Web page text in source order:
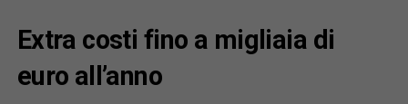
Extra costi fino a migliaia di
euro all’anno